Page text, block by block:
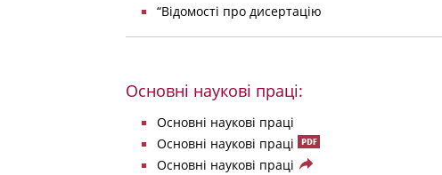
“Відомості про дисертацію
Основні наукові праці:
Основні наукові праці
Основні наукові праці
Основні наукові праці